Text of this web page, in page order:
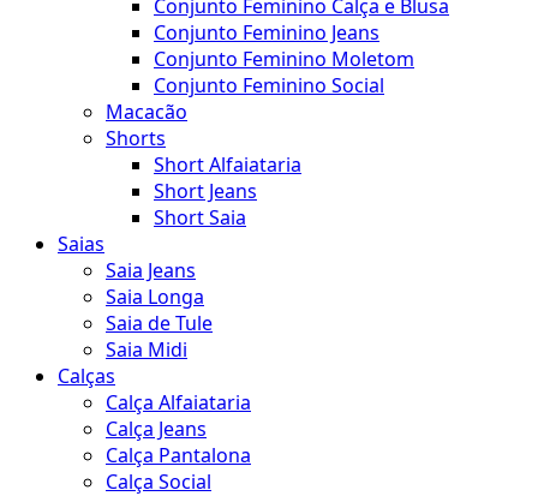
Conjunto Feminino Calça e Blusa
Conjunto Feminino Jeans
Conjunto Feminino Moletom
Conjunto Feminino Social
Macacão
Shorts
Short Alfaiataria
Short Jeans
Short Saia
Saias
Saia Jeans
Saia Longa
Saia de Tule
Saia Midi
Calças
Calça Alfaiataria
Calça Jeans
Calça Pantalona
Calça Social